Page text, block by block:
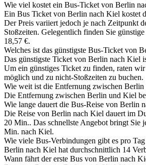
Wie viel kostet ein Bus-Ticket von Berlin
Ein Bus Ticket von Berlin nach Kiel kostet
Der Preis variiert jedoch je nach Zeitpunkt
Stoßzeiten. Gelegentlich finden Sie
18,57 €.
Welches ist das günstigste Bus-Ticket von
Das günstigste Ticket von Berlin nach Kiel
Um ein günstiges Ticket zu finden, raten
möglich und zu nicht-Stoßzeiten zu buchen.
Wie weit ist die Entfernung zwischen
Die Entfernung zwischen Berlin und Kiel
Wie lange dauert die Bus-Reise von Berlin
Die Reise von Berlin nach Kiel dauert im
20 Min.. Das schnellste Angebot bringt Sie
Min. nach Kiel.
Wie viele Bus-Verbindungen gibt es pro
Berlin nach Kiel hat durchschnittlich 14
Wann fährt der erste Bus von Berlin nach